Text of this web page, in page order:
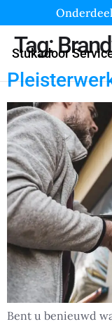
Stukadoor
Tag:
Bent u benieuwd